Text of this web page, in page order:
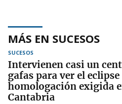
MÁS EN SUCESOS
SUCESOS
Intervienen casi un
gafas para ver el
homologación exigida
Cantabria